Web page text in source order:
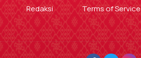
Redaksi Terms of Service